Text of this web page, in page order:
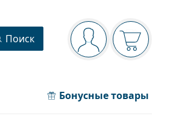
Панель навигации
Вы вошли вВаша
Поиск
Бонусные товары